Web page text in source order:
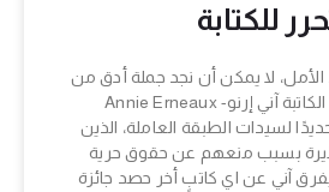
للكتابة
الأمل، لا يمكن أن نجد جملة أدق من
تلك لوصف ما قدمته الكاتبة آني إرنو- Annie Erneaux
لسيدات الطبقة العاملة، الذين
بسبب منعهم عن حقوق حرية
آني عن اي كاتبٍ أخر حصد جائزة